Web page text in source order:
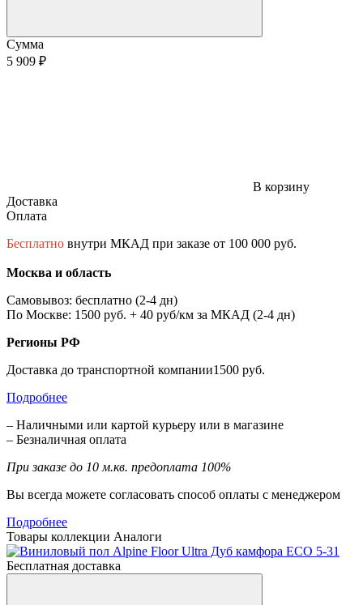
Сумма
5 909 ₽
В корзину
Доставка
Оплата
Бесплатно внутри МКАД при заказе от 100 000 руб.
Москва и область
Самовывоз: бесплатно (2-4 дн)
По Москве: 1500 руб. + 40 руб/км за МКАД (2-4 дн)
Регионы РФ
Доставка до транспортной компании1500 руб.
Подробнее
– Наличными или картой курьеру или в магазине
– Безналичная оплата
При заказе до 10 м.кв. предоплата 100%
Вы всегда можете согласовать способ оплаты с менеджером
Подробнее
Товары коллекции Аналоги
Бесплатная доставка